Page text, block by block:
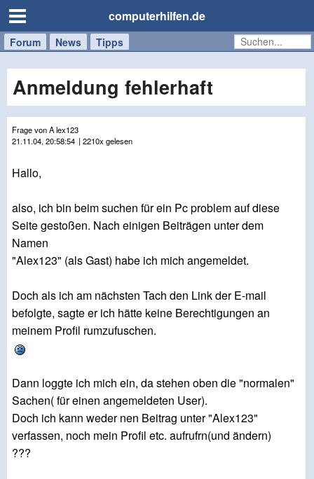
computerhilfen.de
Forum News Tipps
Handy
Tablet
Windows
Mac
Anmeldung fehlerhaft
Frage von A lex123
21.11.04, 20:58:54 | 2210x gelesen
Hallo,
also, ich bin beim suchen für ein Pc problem auf diese
Seite gestoßen. Nach einigen Beiträgen unter dem
Namen
"Alex123" (als Gast) habe ich mich angemeldet.
Doch als ich am nächsten Tach den Link der E-mail
befolgte, sagte er ich hätte keine Berechtigungen an
meinem Profil rumzufuschen.
Dann loggte ich mich ein, da stehen oben die "normalen"
Sachen( für einen angemeldeten User).
Doch ich kann weder nen Beitrag unter "Alex123"
verfassen, noch mein Profil etc. aufrufrn(und ändern)
???